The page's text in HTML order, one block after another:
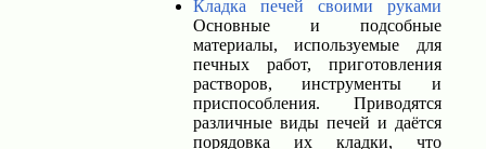
Кладка печей своими руками
Основные и подсобные
материалы, используемые для
печных работ, приготовления
растворов, инструменты и
приспособления. Приводятся
различные виды печей и даётся
порядовка их кладки, что